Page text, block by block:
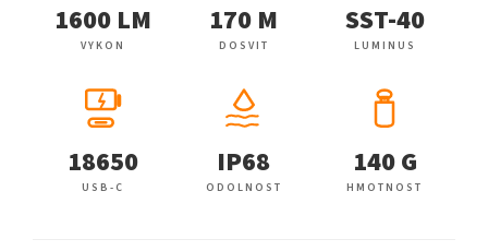
1600 LM
VYKON
170 M
DOSVIT
SST-40
LUMINUS
18650
USB-C
IP68
ODOLNOST
140 G
HMOTNOST